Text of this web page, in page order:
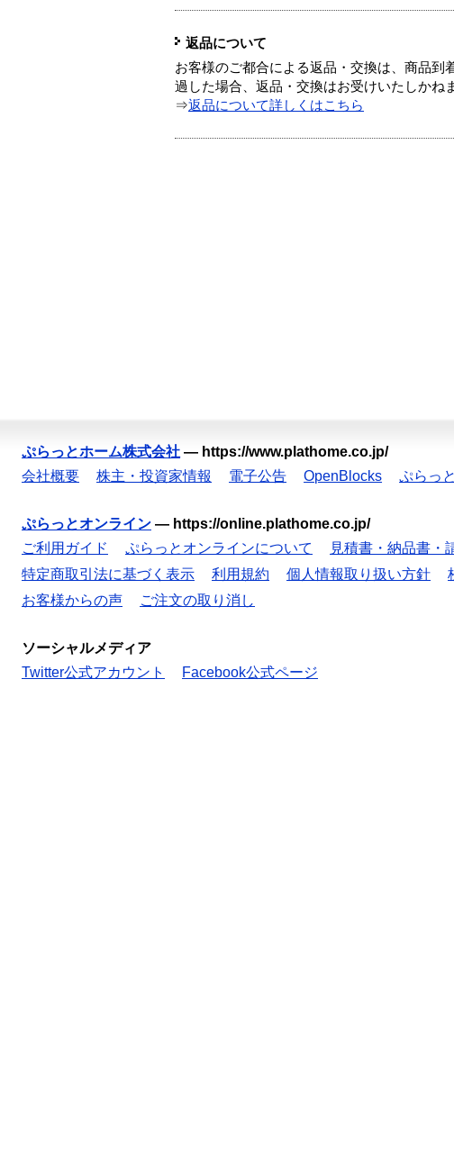
返品について
お客様のご都合による返品・交換は、商品到
過した場合、返品・交換はお受けいたしかね
⇒返品について詳しくはこちら
ぷらっとホーム株式会社 — https://www.plathome.co.jp/
会社概要
株主・投資家情報 電子公告 OpenBlocks ぷらっ
ぷらっとオンライン — https://online.plathome.co.jp/
ご利用ガイド
ぷらっとオンラインについて 見積書・納品書・
特定商取引法に基づく表示
利用規約 個人情報取り扱い方針
お客様からの声
ご注文の取り消し
ソーシャルメディア
Twitter公式アカウント
Facebook公式ページ